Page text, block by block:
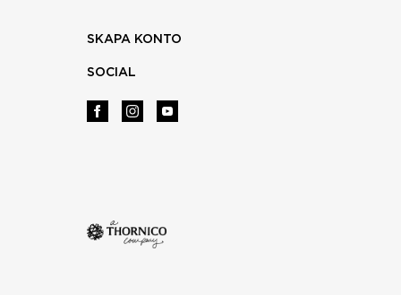
SKAPA KONTO
SOCIAL